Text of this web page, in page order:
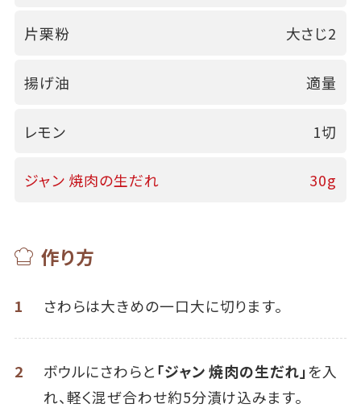
片栗粉 大さじ2
揚げ油 適量
レモン 1切
ジャン 焼肉の生だれ 30g
作り方
1 さわらは大きめの一口大に切ります。
2 ボウルにさわらと「ジャン 焼肉の生だれ」を入
れ、軽く混ぜ合わせ約5分漬け込みます。